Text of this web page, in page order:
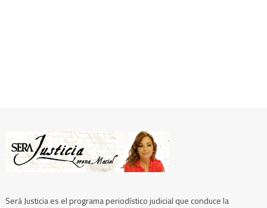
Será Justicia es el programa periodístico judicial que conduce la